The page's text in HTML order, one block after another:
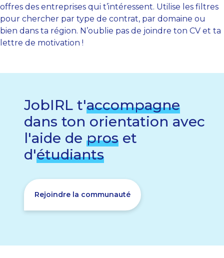
offres des entreprises qui t’intéressent. Utilise les filtres
pour chercher par type de contrat, par domaine ou
bien dans ta région. N’oublie pas de joindre ton CV et ta
lettre de motivation !
JobIRL t'accompagne
dans ton orientation avec
l'aide de pros et
d'étudiants
Rejoindre la communauté